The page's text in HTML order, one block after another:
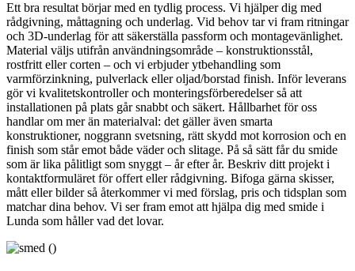
Ett bra resultat börjar med en tydlig process. Vi hjälper dig med
rådgivning, måttagning och underlag. Vid behov tar vi fram ritningar
och 3D-underlag för att säkerställa passform och montagevänlighet.
Material väljs utifrån användningsområde – konstruktionsstål,
rostfritt eller corten – och vi erbjuder ytbehandling som
varmförzinkning, pulverlack eller oljad/borstad finish. Inför leverans
gör vi kvalitetskontroller och monteringsförberedelser så att
installationen på plats går snabbt och säkert. Hållbarhet för oss
handlar om mer än materialval: det gäller även smarta
konstruktioner, noggrann svetsning, rätt skydd mot korrosion och en
finish som står emot både väder och slitage. På så sätt får du smide
som är lika pålitligt som snyggt – år efter år. Beskriv ditt projekt i
kontaktformuläret för offert eller rådgivning. Bifoga gärna skisser,
mått eller bilder så återkommer vi med förslag, pris och tidsplan som
matchar dina behov. Vi ser fram emot att hjälpa dig med smide i
Lunda som håller vad det lovar.